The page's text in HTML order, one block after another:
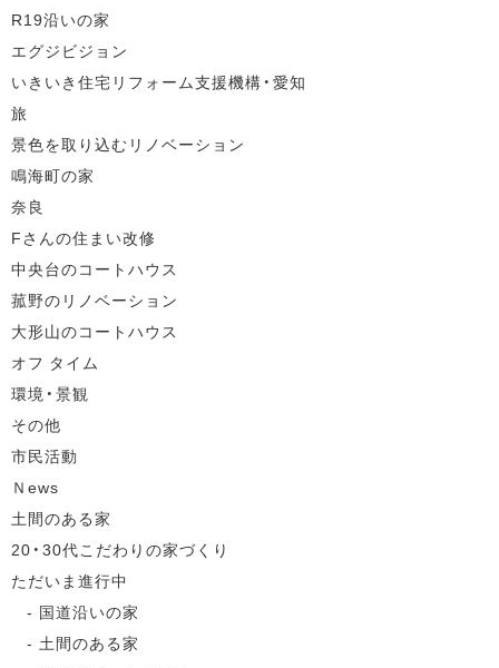
R19沿いの家
エグジビジョン
いきいき住宅リフォーム支援機構・愛知
旅
景色を取り込むリノベーション
鳴海町の家
奈良
Fさんの住まい改修
中央台のコートハウス
菰野のリノベーション
大形山のコートハウス
オフ タイム
環境・景観
その他
市民活動
Ｎews
土間のある家
20・30代こだわりの家づくり
ただいま進行中
国道沿いの家
土間のある家